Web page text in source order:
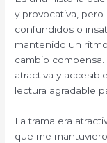
y provocativa,
confundidos o
mantenido un
cambio
atractiva y
lectura agradable
La trama era
que me